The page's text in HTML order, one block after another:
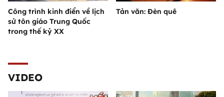
Công trình kinh điển về lịch
sử tôn giáo Trung Quốc
trong thế kỷ XX
Tản văn: Đèn quê
VIDEO